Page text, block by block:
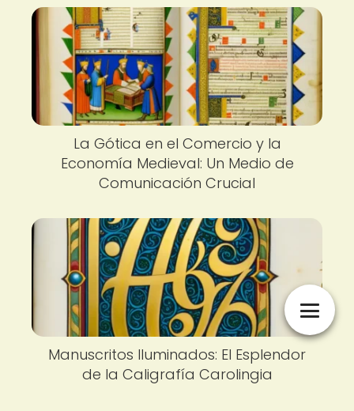
La Gótica en el Comercio y la
Economía Medieval: Un Medio de
Comunicación Crucial
Manuscritos Iluminados: El Esplendor
de la Caligrafía Carolingia